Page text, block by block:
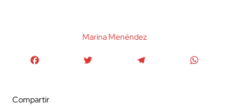
Marina Menéndez
Compartir